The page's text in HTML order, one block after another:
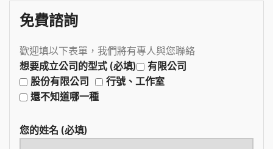
免費諮詢
歡迎填以下表單，我們將有專人與您聯絡
想要成立公司的型式 (必填)
有限公司
股份有限公司
行號、工作室
還不知道哪一種
您的姓名 (必填)